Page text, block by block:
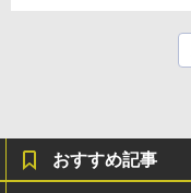
おすすめ記事